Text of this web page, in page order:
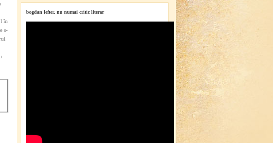
în
s-
bogdan lefter, nu numai critic literar